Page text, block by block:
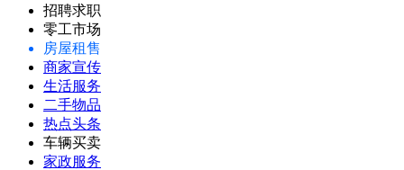
招聘求职
零工市场
房屋租售
商家宣传
生活服务
二手物品
热点头条
车辆买卖
家政服务